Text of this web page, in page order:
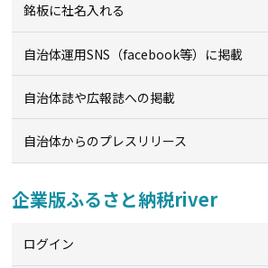
銘板に社名入れる
自治体運用SNS（facebook等）に掲載
自治体誌や広報誌への掲載
自治体からのプレスリリース
企業版ふるさと納税river
ログイン